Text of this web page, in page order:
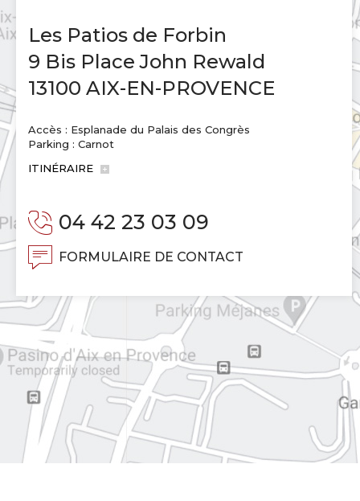
Les Patios de Forbin
9 Bis Place John Rewald
13100 AIX-EN-PROVENCE
Accès : Esplanade du Palais des Congrès
Parking : Carnot
ITINÉRAIRE
04 42 23 03 09
FORMULAIRE DE CONTACT